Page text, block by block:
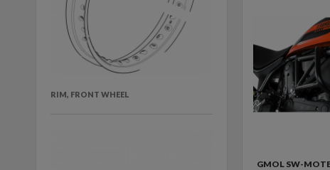
RIM, FRONT WHEEL
GMOL SW-